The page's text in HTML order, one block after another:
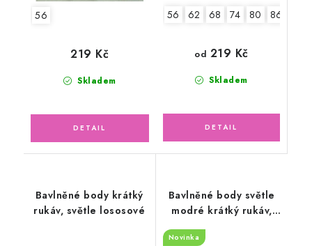
56
Skladem
219 Kč
56 62 68 74 80 86
Skladem
od 219 Kč
Bavlněné body krátký
rukáv, světle lososové
Bavlněné body světle
modré krátký rukáv,
malá liška
Novinka